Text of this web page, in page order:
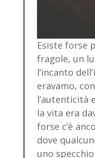
Esiste forse
fragole, un
l’incanto
eravamo,
l’autenticità
la vita era
forse c’è
dove
uno